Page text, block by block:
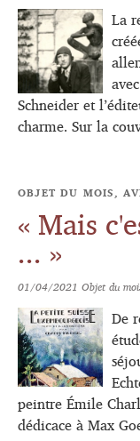
La
Schneider et
charme. Sur la
OBJET DU MOIS,
« Mais
... »
01/04/2021 Objet du
De
peintre Émile
dédicace à Max